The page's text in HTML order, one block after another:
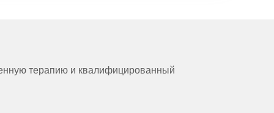
терапию и квалифицированный